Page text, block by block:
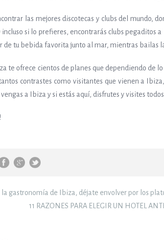
las mejores discotecas y clubs del mundo,
incluso si lo prefieres, encontrarás clubs pegaditos
de tu bebida favorita junto al mar, mientras bailas
te ofrece cientos de planes que dependiendo de
contrastes como visitantes que vienen a
a Ibiza y si estás aquí, disfrutes y visites
la gastronomía de Ibiza, déjate envolver por los
11 RAZONES PARA ELEGIR UN HOTEL